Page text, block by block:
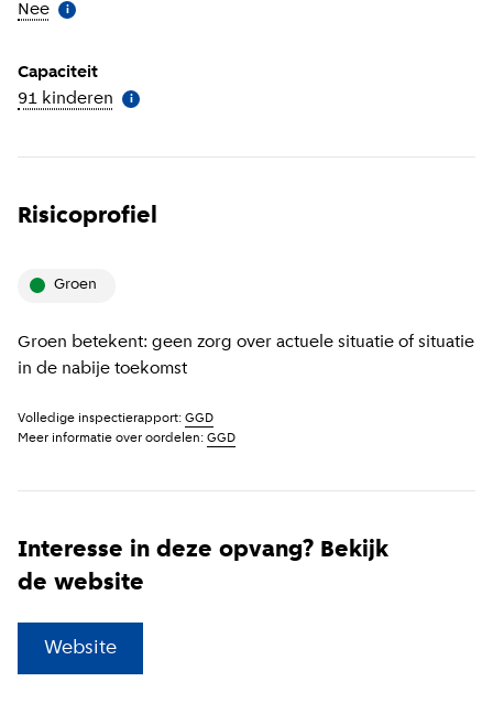
Nee Meer informatie
i
Capaciteit
91 kinderen Meer informatie
i
Risicoprofiel
groen
Groen betekent: geen zorg over actuele situatie of situatie
in de nabije toekomst
Volledige inspectierapport: GGD
Meer informatie over oordelen: GGD
Interesse in deze opvang? Bekijk
de website
Website